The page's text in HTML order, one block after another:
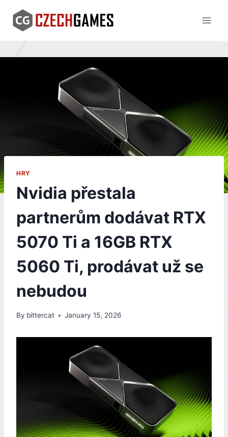
content
HRY
Nvidia přestala
partnerům dodávat RTX
5070 Ti a 16GB RTX
5060 Ti, prodávat už se
nebudou
By bittercat January 15, 2026